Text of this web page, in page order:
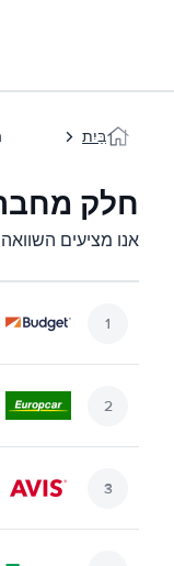
בַּיִת
חלק
אנו מציעים